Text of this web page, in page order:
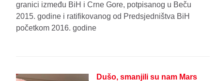
granici između BiH i Crne Gore, potpisanog u Beču
2015. godine i ratifikovanog od Predsjedništva BiH
početkom 2016. godine
Dušo, smanjili su nam Mars